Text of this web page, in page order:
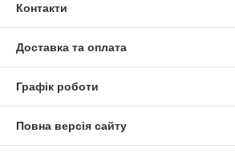
Контакти
Доставка та оплата
Графік роботи
Повна версія сайту